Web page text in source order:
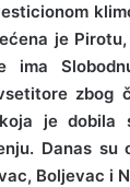
je
ima
zbog
je dobila
Danas
Boljevac i